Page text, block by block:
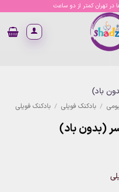
در تهران کمتر از دو ساعت
/ بادکنک فویلی / بادکنک فویلی